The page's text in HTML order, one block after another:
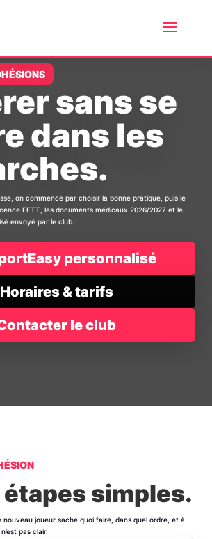
sans se
dans les
on commence par choisir la bonne pratique, puis le
FFTT, les documents médicaux 2026/2027 et le
envoyé par le club.
personnalisé
Horaires & tarifs
le club
simples.
nouveau joueur sache quoi faire, dans quel ordre, et à
pas clair.